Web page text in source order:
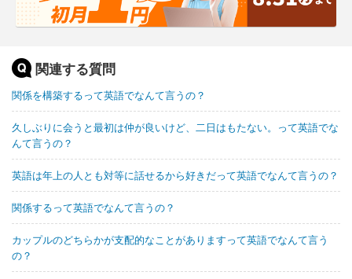
関連する質問
関係を構築するって英語でなんて言うの？
久しぶりに会うと最初は仲が良いけど、二日はもたない。って英語でな
んて言うの？
英語は年上の人とも対等に話せるから好きだって英語でなんて言うの？
関係するって英語でなんて言うの？
カップルのどちらかが支配的なことがありますって英語でなんて言う
の？